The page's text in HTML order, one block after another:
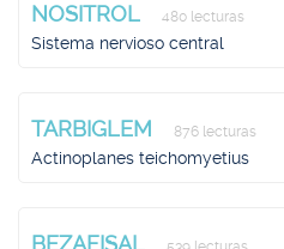
NOSITROL 480 lecturas
Sistema nervioso central
TARBIGLEM 876 lecturas
Actinoplanes teichomyetius
BEZAFISAL